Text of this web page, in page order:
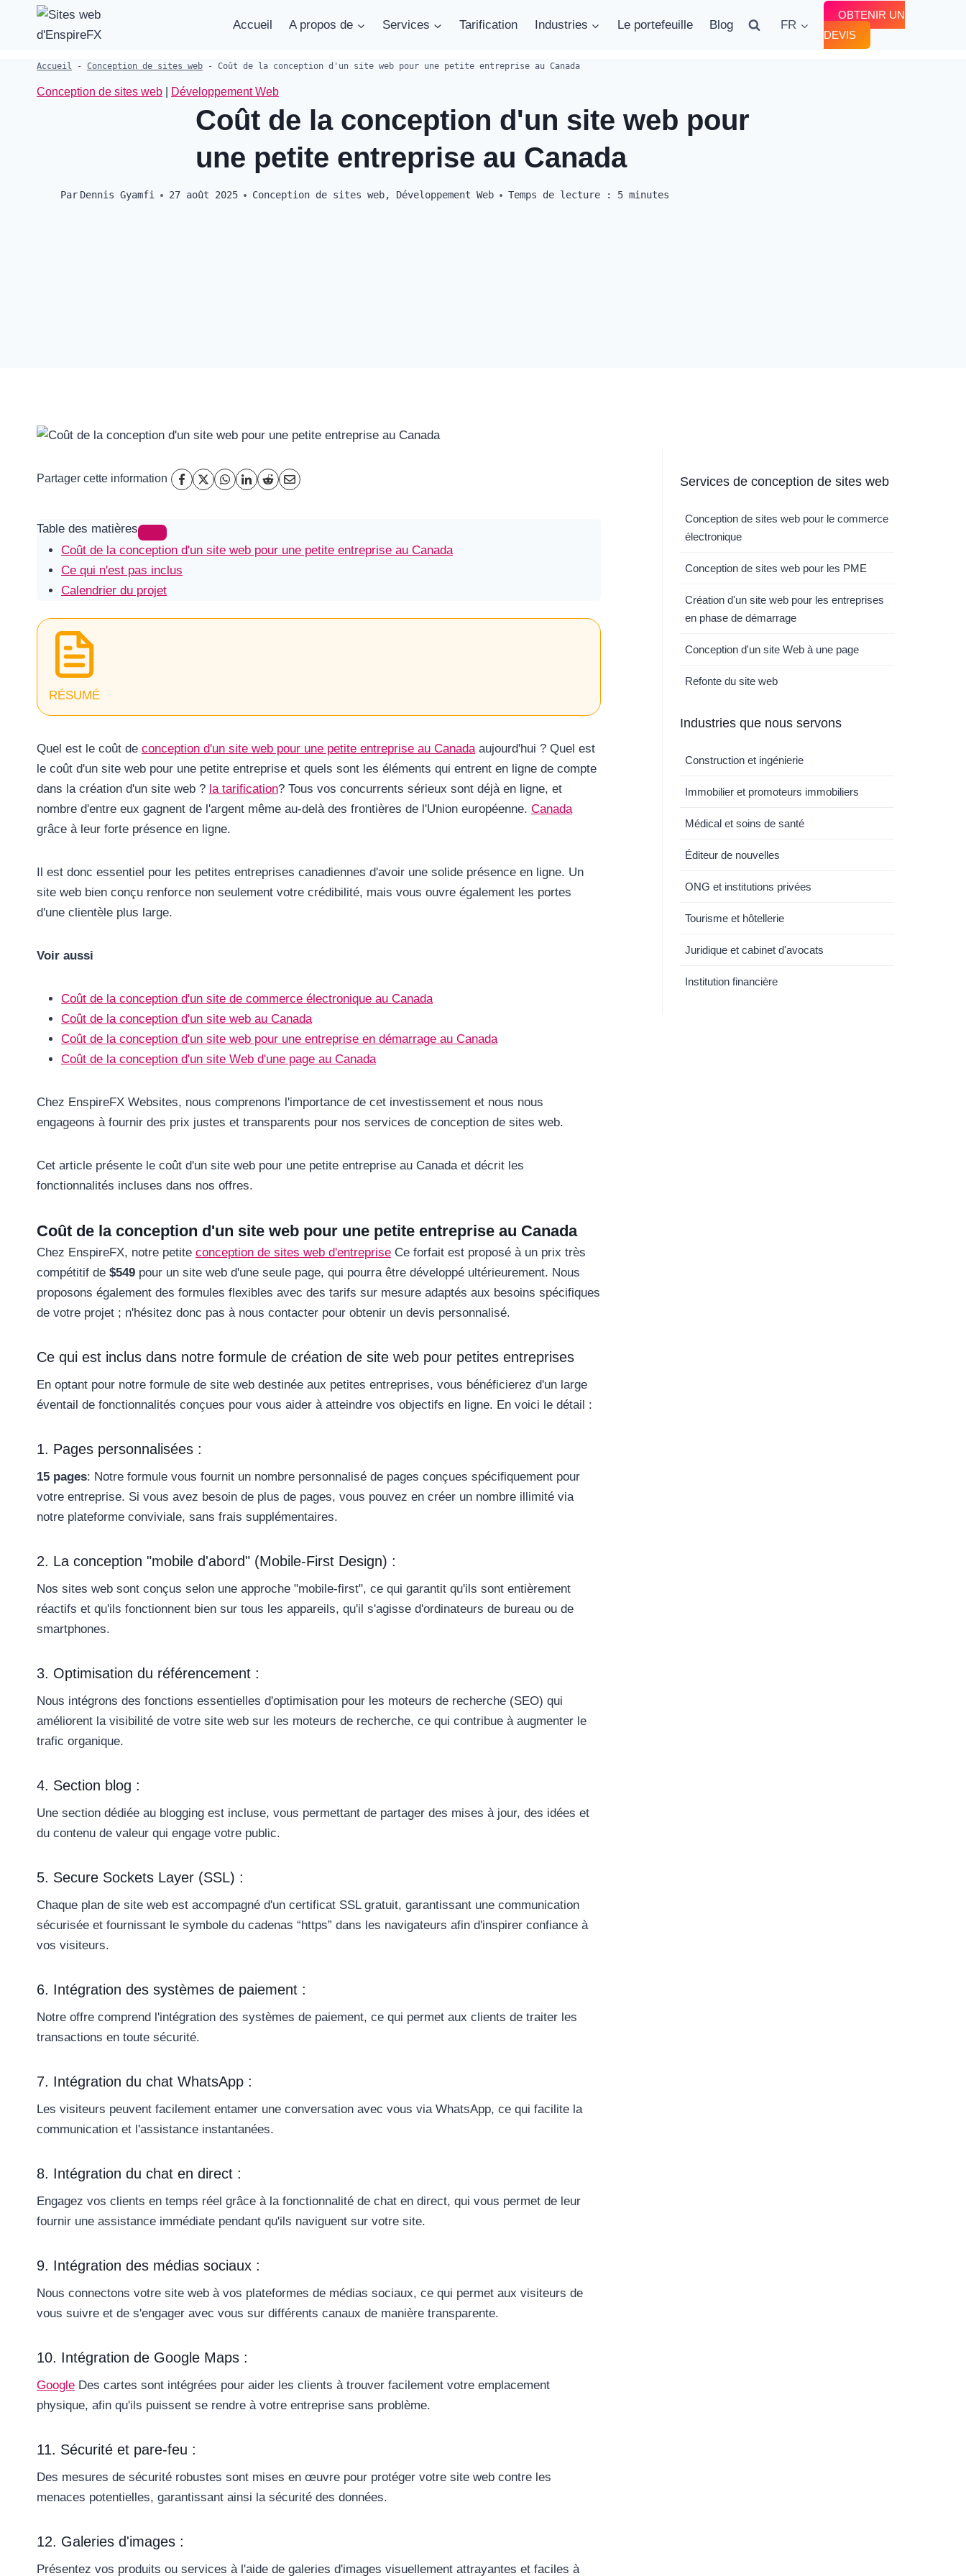
Accueil A propos de Services Tarification Industries Le portefeuille Blog FR
OBTENIR UN
DEVIS
Accueil - Conception de sites web - Coût de la conception d'un site web pour une petite entreprise au Canada
Conception de sites web Développement Web
Coût de la conception d'un site web pour
une petite entreprise au Canada
Par Dennis Gyamfi 27 août 2025 Conception de sites web, Développement Web Temps de lecture : 5minutes
Partager cette information
Table des matières
Coût de la conception d'un site web pour une petite entreprise au Canada
Ce qui n'est pas inclus
Calendrier du projet
RÉSUMÉ
Quel est le coût de conception d'un site web pour une petite entreprise au Canadaaujourd'hui ? Quel est
le coût d'un site web pour une petite entreprise et quels sont les éléments qui entrent en ligne de compte
dans la création d'un site web ? la tarification? Tous vos concurrents sérieux sont déjà en ligne, et
nombre d'entre eux gagnent de l'argent même au-delà des frontières de l'Union européenne. Canada
grâce à leur forte présence en ligne.
Il est donc essentiel pour les petites entreprises canadiennes d'avoir une solide présence en ligne. Un
site web bien conçu renforce non seulement votre crédibilité, mais vous ouvre également les portes
d'une clientèle plus large.
Voir aussi
Coût de la conception d'un site de commerce électronique au Canada
Coût de la conception d'un site web au Canada
Coût de la conception d'un site web pour une entreprise en démarrage au Canada
Coût de la conception d'un site Web d'une page au Canada
Chez EnspireFX Websites, nous comprenons l'importance de cet investissement et nous nous
engageons à fournir des prix justes et transparents pour nos services de conception de sites web.
Cet article présente le coût d'un site web pour une petite entreprise au Canada et décrit les
fonctionnalités incluses dans nos offres.
Coût de la conception d'un site web pour une petite entreprise au Canada
Chez EnspireFX, notre petite conception de sites web d'entreprise Ce forfait est proposé à un prix très
compétitif de $549 pour un site web d'une seule page, qui pourra être développé ultérieurement. Nous
proposons également des formules flexibles avec des tarifs sur mesure adaptés aux besoins spécifiques
de votre projet ; n'hésitez donc pas à nous contacter pour obtenir un devis personnalisé.
Ce qui est inclus dans notre formule de création de site web pour petites entreprises
En optant pour notre formule de site web destinée aux petites entreprises, vous bénéficierez d'un large
éventail de fonctionnalités conçues pour vous aider à atteindre vos objectifs en ligne. En voici le détail :
1. Pages personnalisées :
15 pages: Notre formule vous fournit un nombre personnalisé de pages conçues spécifiquement pour
votre entreprise. Si vous avez besoin de plus de pages, vous pouvez en créer un nombre illimité via
notre plateforme conviviale, sans frais supplémentaires.
2. La conception "mobile d'abord" (Mobile-First Design) :
Nos sites web sont conçus selon une approche "mobile-first", ce qui garantit qu'ils sont entièrement
réactifs et qu'ils fonctionnent bien sur tous les appareils, qu'il s'agisse d'ordinateurs de bureau ou de
smartphones.
3. Optimisation du référencement :
Nous intégrons des fonctions essentielles d'optimisation pour les moteurs de recherche (SEO) qui
améliorent la visibilité de votre site web sur les moteurs de recherche, ce qui contribue à augmenter le
trafic organique.
4. Section blog :
Une section dédiée au blogging est incluse, vous permettant de partager des mises à jour, des idées et
du contenu de valeur qui engage votre public.
5. Secure Sockets Layer (SSL) :
Chaque plan de site web est accompagné d'un certificat SSL gratuit, garantissant une communication
sécurisée et fournissant le symbole du cadenas “https” dans les navigateurs afin d'inspirer confiance à
vos visiteurs.
6. Intégration des systèmes de paiement :
Notre offre comprend l'intégration des systèmes de paiement, ce qui permet aux clients de traiter les
transactions en toute sécurité.
7. Intégration du chat WhatsApp :
Les visiteurs peuvent facilement entamer une conversation avec vous via WhatsApp, ce qui facilite la
communication et l'assistance instantanées.
8. Intégration du chat en direct :
Engagez vos clients en temps réel grâce à la fonctionnalité de chat en direct, qui vous permet de leur
fournir une assistance immédiate pendant qu'ils naviguent sur votre site.
9. Intégration des médias sociaux :
Nous connectons votre site web à vos plateformes de médias sociaux, ce qui permet aux visiteurs de
vous suivre et de s'engager avec vous sur différents canaux de manière transparente.
10. Intégration de Google Maps :
Google Des cartes sont intégrées pour aider les clients à trouver facilement votre emplacement
physique, afin qu'ils puissent se rendre à votre entreprise sans problème.
11. Sécurité et pare-feu :
Des mesures de sécurité robustes sont mises en œuvre pour protéger votre site web contre les
menaces potentielles, garantissant ainsi la sécurité des données.
12. Galeries d'images :
Présentez vos produits ou services à l'aide de galeries d'images visuellement attrayantes et faciles à
Services de conception de sites web
Conception de sites web pour le commerce
électronique
Conception de sites web pour les PME
Création d'un site web pour les entreprises
en phase de démarrage
Conception d'un site Web à une page
Refonte du site web
Industries que nous servons
Construction et ingénierie
Immobilier et promoteurs immobiliers
Médical et soins de santé
Éditeur de nouvelles
ONG et institutions privées
Tourisme et hôtellerie
Juridique et cabinet d'avocats
Institution financière